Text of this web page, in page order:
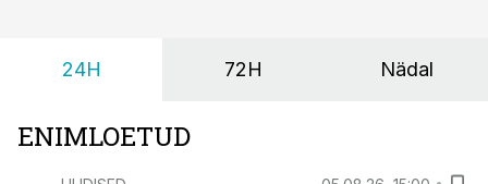
24H 72H Nädal
ENIMLOETUD